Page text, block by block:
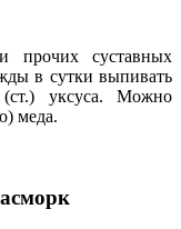
прочих суставных
в сутки выпивать
уксуса. Можно
меда.